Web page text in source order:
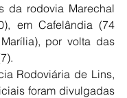
da rodovia Marechal
em Cafelândia (74
por volta das
Rodoviária de Lins,
foram divulgadas